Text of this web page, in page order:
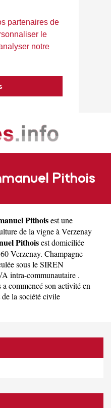
partenaires de
le
notre
Pithois
Pithoisest une
de la vigne à Verzenay
Pithoisest domiciliée
Verzenay. Champagne
sous le SIREN
intra-communautaire .
commencé son activité en
la société civile